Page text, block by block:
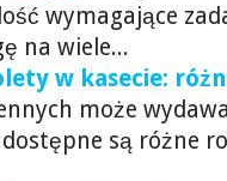
wymagające
na wiele...
w kasecie:
może
są różne